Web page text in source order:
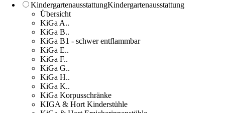
KindergartenausstattungKindergartenausstattung
Übersicht
KiGa A..
KiGa B..
KiGa B1 - schwer entflammbar
KiGa E..
KiGa F..
KiGa G..
KiGa H..
KiGa K..
KiGa Korpusschränke
KIGA & Hort Kinderstühle